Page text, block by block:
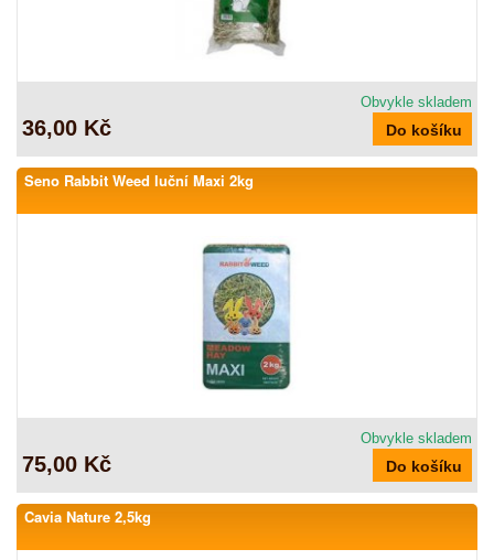
Obvykle skladem
36,00 Kč
Seno Rabbit Weed luční Maxi 2kg
Obvykle skladem
75,00 Kč
Cavia Nature 2,5kg